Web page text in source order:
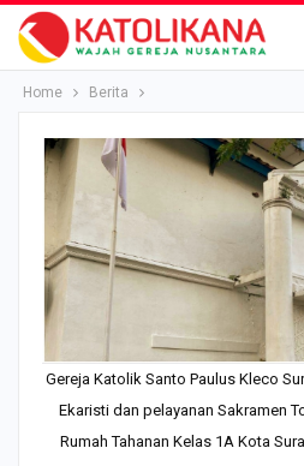
Home Berita
Gereja Katolik Santo Paulus Kleco
Ekaristi dan pelayanan Sakramen
Rumah Tahanan Kelas 1A Kota